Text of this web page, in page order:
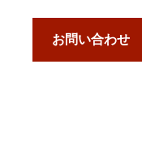
お問い合わせ